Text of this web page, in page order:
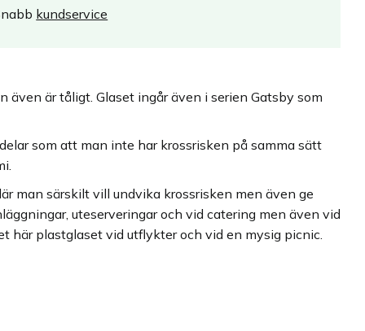
kundservice
är tåligt. Glaset ingår även i serien Gatsby som
som att man inte har krossrisken på samma sätt
man särskilt vill undvika krossrisken men även ge
uteserveringar och vid catering men även vid
här plastglaset vid utflykter och vid en mysig picnic.